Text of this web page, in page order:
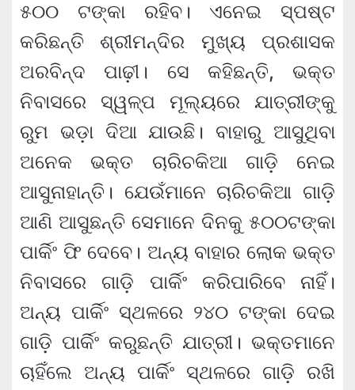
୫୦୦ ଟଙ୍କା ରହିବ। ଏନେଇ ସ୍ପଷ୍ଟ
କରିଛନ୍ତି ଶ୍ରୀମନ୍ଦିର ମୁଖ୍ୟ ପ୍ରଶାସକ
ଅରବିନ୍ଦ ପାଢ଼ୀ। ସେ କହିଛନ୍ତି, ଭକ୍ତ
ନିବାସରେ ସ୍ୱଳ୍ପ ମୂଲ୍ୟରେ ଯାତ୍ରୀଙ୍କୁ
ରୁମ ଭଡ଼ା ଦିଆ ଯାଉଛି। ବାହାରୁ ଆସୁଥିବା
ଅନେକ ଭକ୍ତ ଚାରିଚକିଆ ଗାଡ଼ି ନେଇ
ଆସୁନାହାନ୍ତି। ଯେଉଁମାନେ ଚାରିଚକିଆ ଗାଡ଼ି
ଆଣି ଆସୁଛନ୍ତି ସେମାନେ ଦିନକୁ ୫୦୦ଟଙ୍କା
ପାର୍କିଂ ଫି ଦେବେ। ଅନ୍ୟ ବାହାର ଲୋକ ଭକ୍ତ
ନିବାସରେ ଗାଡ଼ି ପାର୍କିଂ କରିପାରିବେ ନାହିଁ।
ଅନ୍ୟ ପାର୍କିଂ ସ୍ଥଳରେ ୨୪୦ ଟଙ୍କା ଦେଇ
ଗାଡ଼ି ପାର୍କିଂ କରୁଛନ୍ତି ଯାତ୍ରୀ। ଭକ୍ତମାନେ
ଚାହିଁଲେ ଅନ୍ୟ ପାର୍କିଂ ସ୍ଥଳରେ ଗାଡ଼ି ରଖି